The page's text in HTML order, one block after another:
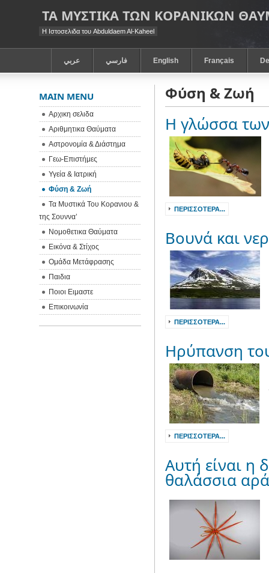
ΤΑ ΜΥΣΤΙΚΑ ΤΩΝ ΚΟΡΑΝΙΚΩΝ
Η Ιστοσελιδα του Abduldaem Al-Kaheel
عربي فارسي English Français
Φύση & Ζωή
Η γλώσσα
ΠΕΡΙΣΣΌΤΕΡΑ...
Βουνά και
ΠΕΡΙΣΣΌΤΕΡΑ...
Ηρύπανση
ΠΕΡΙΣΣΌΤΕΡΑ...
Αυτή είναι η
θαλάσσια
MAIN MENU
Αρχικη σελιδα
Αριθμητικα Θαύματα
Αστρονομία & Διάστημα
Γεω-Eπιστήμες
Υγεία & Ιατρική
Φύση & Ζωή
Τα Μυστικά Του Κορανιου &
της Σουννα’
Νομοθετικα Θαύματα
Εικόνα & Στίχος
Ομάδα Μετάφρασης
Παιδια
Ποιοι Ειμαστε
Επικοινωνία